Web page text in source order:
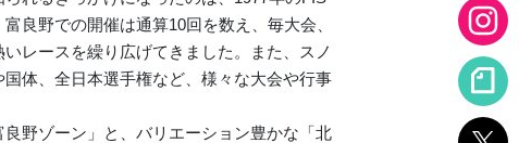
良野での開催は通算10回を数え、毎大会、
レースを繰り広げてきました。また、スノ
体、全日本選手権など、様々な大会や行事
野ゾーン」と、バリエーション豊かな「北